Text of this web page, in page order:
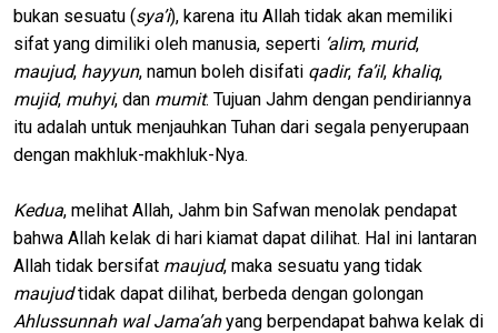
bukan sesuatu (sya’i), karena itu Allah tidak akan memiliki
sifat yang dimiliki oleh manusia, seperti ‘alim, murid,
maujud, hayyun, namun boleh disifati qadir, fa’il, khaliq,
mujid, muhyi, dan mumit. Tujuan Jahm dengan pendiriannya
itu adalah untuk menjauhkan Tuhan dari segala penyerupaan
dengan makhluk-makhluk-Nya.
Kedua, melihat Allah, Jahm bin Safwan menolak pendapat
bahwa Allah kelak di hari kiamat dapat dilihat. Hal ini lantaran
Allah tidak bersifat maujud, maka sesuatu yang tidak
maujudtidak dapat dilihat, berbeda dengan golongan
Ahlussunnah wal Jama’ahyang berpendapat bahwa kelak di